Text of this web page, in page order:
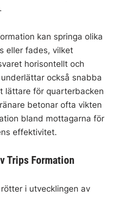
kan springa olika
eller fades, vilket
horisontellt och
också snabba
lättare för quarterbacken
betonar ofta vikten
bland mottagarna för
effektivitet.
Trips Formation
i utvecklingen av